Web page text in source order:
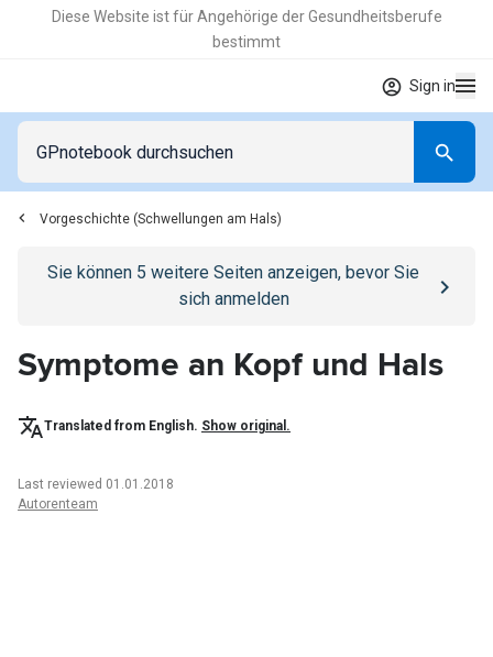
Diese Website ist für Angehörige der Gesundheitsberufe
bestimmt
Sign in
Vorgeschichte (Schwellungen am Hals)
Go to/anmeldenpage
Sie können 5 weitere Seiten anzeigen, bevor Sie
sich anmelden
Symptome an Kopf und Hals
Translated from English. Show original.
Last reviewed 01.01.2018
Autorenteam